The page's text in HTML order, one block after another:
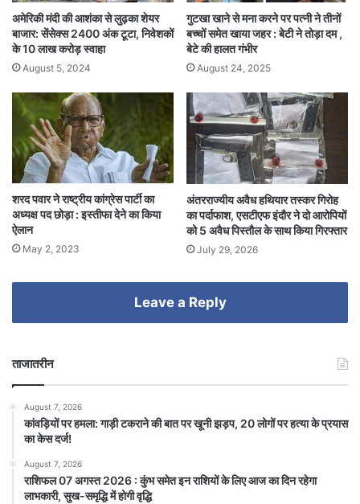
अमेरिकी मंदी की आशंका से लुढ़का शेयर
बाजार: सेंसेक्स 2400 अंक टूटा, निवेशकों
के 10 लाख करोड़ स्वाहा
August 5, 2024
गुटखा खाने से मना करने पर पत्नी ने तीनों
बच्चों समेत खाया जहर : बेटी ने तोड़ा दम ,
बेटे की हालत गंभीर
August 24, 2025
शरद पवार ने राष्ट्रीय कांग्रेस पार्टी का
अध्यक्ष पद छोड़ा : इस्तीफा देने का किया
ऐलान
May 2, 2023
अंतरराज्यीय अवैध हथियार तस्कर गिरोह
का पर्दाफाश, एसटीएफ इंदौर ने दो आरोपियों
को 5 अवैध पिस्तौल के साथ किया गिरफ्तार
July 29, 2026
Leave a Reply
ताजातरीन
August 7, 2026
कांवड़ियों पर हमला: गाड़ी टकराने की बात पर खूनी झड़प, 20 लोगों पर हत्या के प्रयास
का केस दर्ज!
August 7, 2026
राशिफल 07 अगस्त 2026 : कुंभ समेत इन राशियों के लिए आज का दिन रहेगा
लाभकारी, सुख-समृद्धि में होगी वृद्धि